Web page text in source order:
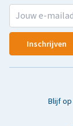
Inschrijven
Blijf